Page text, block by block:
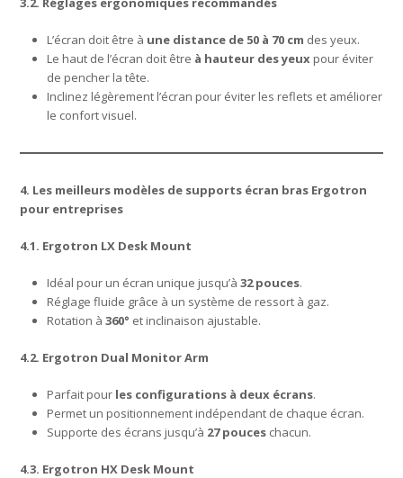
L’écran doit être à une distance de 50 à 70 cm des yeux.
Le haut de l’écran doit être à hauteur des yeux pour éviter
de pencher la tête.
Inclinez légèrement l’écran pour éviter les reflets et améliorer
le confort visuel.
4. Les meilleurs modèles de supports écran bras Ergotron
pour entreprises
4.1. Ergotron LX Desk Mount
Idéal pour un écran unique jusqu’à32 pouces.
Réglage fluide grâce à un système de ressort à gaz.
Rotation à360° et inclinaison ajustable.
4.2. Ergotron Dual Monitor Arm
Parfait pour les configurations à deux écrans.
Permet un positionnement indépendant de chaque écran.
Supporte des écrans jusqu’à 27 pouces chacun.
4.3. Ergotron HX Desk Mount